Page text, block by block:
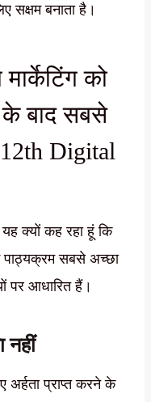
सक्षम बनाता है।
को
के बाद सबसे
Digital
क्यों कह रहा हूं कि
पाठ्यक्रम सबसे अच्छा
पर आधारित हैं।
नहीं
प्राप्त करने के